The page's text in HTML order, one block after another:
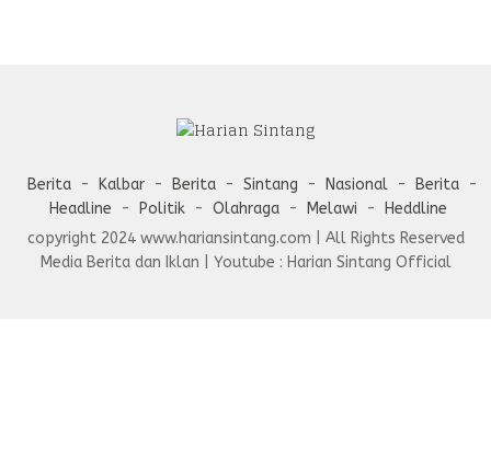
Berita Kalbar Berita Sintang Nasional
Berita
Headline
Politik Olahraga Melawi
Heddline
copyright 2024 www.hariansintang.com | All Rights Reserved
Media Berita dan Iklan | Youtube : Harian Sintang Official